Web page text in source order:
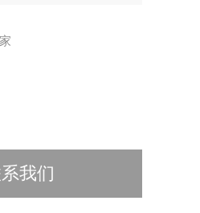
我们